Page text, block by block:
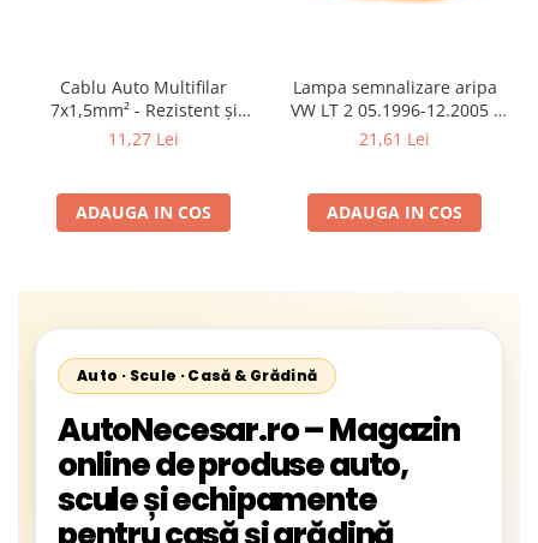
Cablu Auto Multifilar
7x1,5mm² - Rezistent și
Flexibil pentru Remorci 12V-
11,27 Lei
ADAUGA IN COS
Lampa semnalizare aripa
VW LT 2 05.1996-12.2005 ;
Mercedes Sprinter 1995-
Neoplan Euroliner,
Starliner,Centroliner,
21,61 Lei
ADAUGA IN COS
Auto · Scule · Casă & Grădină
AutoNecesar.ro – Magazin
online de produse auto,
scule și echipamente